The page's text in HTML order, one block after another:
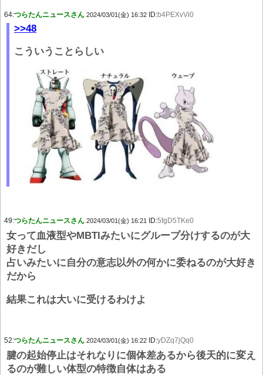
64:つらたんニュースさん 2024/03/01(金) 16:32 ID:b4PEXvVi0
>>48
こういうことらしい
49:つらたんニュースさん 2024/03/01(金) 16:21 ID:5fgD5TKe0
女って血液型やMBTIみたいにグループ分けするのが大
好きだし
占いみたいに自分の意志以外の何かに委ねるのが大好き
だから
結果これは大いに受けるわけよ
52:つらたんニュースさん 2024/03/01(金) 16:22 ID:yDZq7jQq0
腱の起始停止はそれなりに個体差あるから後天的に変え
るのが難しい体型の特徴自体はある